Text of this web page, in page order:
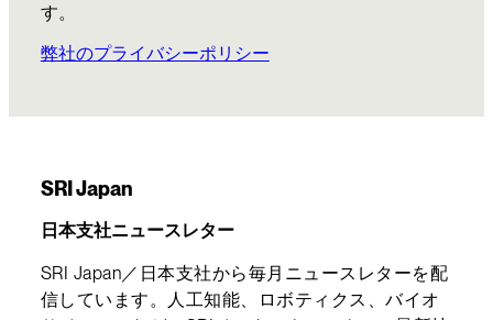
す。
弊社のプライバシーポリシー
SRI Japan
日本支社ニュースレター
SRI Japan／日本支社から毎月ニュースレターを配
信しています。人工知能、ロボティクス、バイオ